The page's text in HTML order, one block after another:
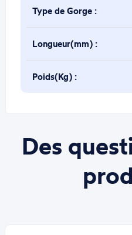
Type de Gorge :
Longueur(mm) :
Poids(Kg) :
Des